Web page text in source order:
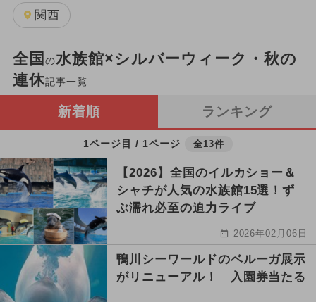
関西
全国 の水族館×シルバーウィーク・秋の
連休記事一覧
新着順 ランキング
1ページ目 / 1ページ 全13件
【2026】全国のイルカショー＆
シャチが人気の水族館15選！ず
ぶ濡れ必至の迫力ライブ
2026年02月06日
鴨川シーワールドのベルーガ展示
がリニューアル！ 入園券当たる